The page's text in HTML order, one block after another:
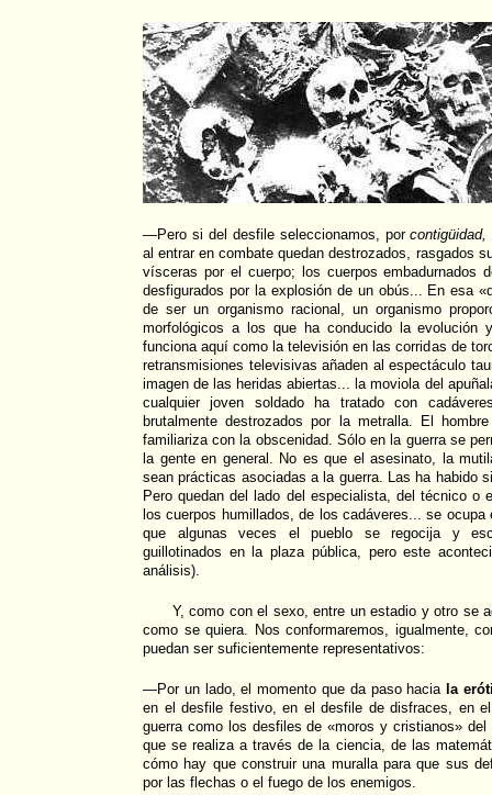
—Pero si del desfile seleccionamos, porcontigüidad,
al entrar en combate quedan destrozados, rasgados
vísceras por el cuerpo; los cuerpos embadurnados
desfigurados por la explosión de un obús... En esa
de ser un organismo racional, un organismo
morfológicos a los que ha conducido la evolución
funciona aquí como la televisión en las corridas de
retransmisiones televisivas añaden al espectáculo
imagen de las heridas abiertas... la moviola del
cualquier joven soldado ha tratado con
brutalmente destrozados por la metralla. El
familiariza con la obscenidad. Sólo en la guerra se
la gente en general. No es que el asesinato, la
sean prácticas asociadas a la guerra. Las ha habido
Pero quedan del lado del especialista, del técnico o
los cuerpos humillados, de los cadáveres... se
que algunas veces el pueblo se regocija y
guillotinados en la plaza pública, pero este
análisis).
Y, como con el sexo, entre un estadio y otro se
como se quiera. Nos conformaremos, igualmente,
puedan ser suficientemente representativos:
—Por un lado, el momento que da paso hacia la
en el desfile festivo, en el desfile de disfraces, en
guerra como los desfiles de «moros y cristianos»
que se realiza a través de la ciencia, de las
cómo hay que construir una muralla para que sus
por las flechas o el fuego de los enemigos.